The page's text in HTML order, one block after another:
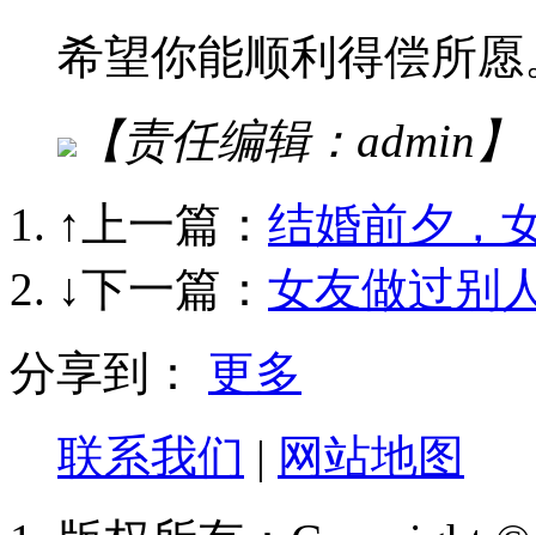
希望你能顺利得偿所愿
【责任编辑：admin】
↑上一篇： 结婚前夕，
↓下一篇： 女友做过别
分享到：
更多
联系我们 | 网站地图